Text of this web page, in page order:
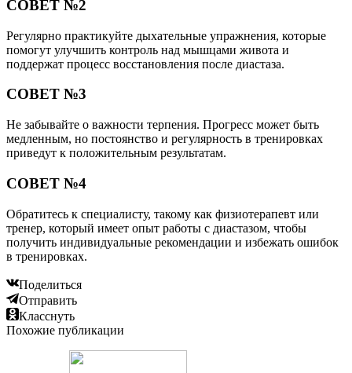
СОВЕТ №2
Регулярно практикуйте дыхательные упражнения, которые
помогут улучшить контроль над мышцами живота и
поддержат процесс восстановления после диастаза.
СОВЕТ №3
Не забывайте о важности терпения. Прогресс может быть
медленным, но постоянство и регулярность в тренировках
приведут к положительным результатам.
СОВЕТ №4
Обратитесь к специалисту, такому как физиотерапевт или
тренер, который имеет опыт работы с диастазом, чтобы
получить индивидуальные рекомендации и избежать ошибок
в тренировках.
Поделиться
Отправить
Класснуть
Похожие публикации